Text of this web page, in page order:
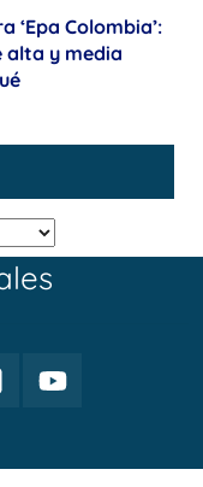
‘Epa Colombia’:
alta y media
Youtube